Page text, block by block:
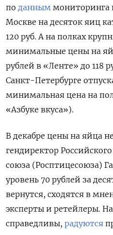
по данным мониторинга
Москве на десяток яиц
120 руб. А на полках
минимальные цены на
рублей в «Ленте» до 118
Санкт-Петербурге
минимальная цена на
«Азбуке вкуса»).
В декабре цены на яйца
гендиректор
союза (Росптицесоюза)
уровень 70 рублей за
вернутся, сходятся в
эксперты и ретейлеры.
справедливы, радуются